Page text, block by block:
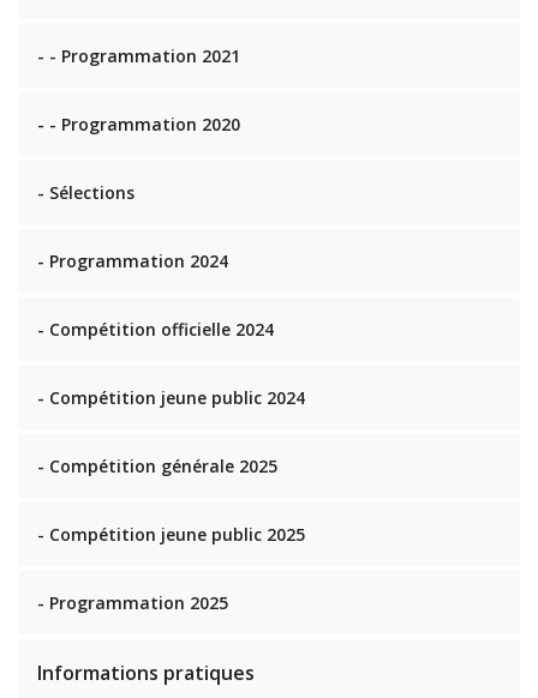
- - Programmation 2021
- - Programmation 2020
- Sélections
- Programmation 2024
- Compétition officielle 2024
- Compétition jeune public 2024
- Compétition générale 2025
- Compétition jeune public 2025
- Programmation 2025
Informations pratiques